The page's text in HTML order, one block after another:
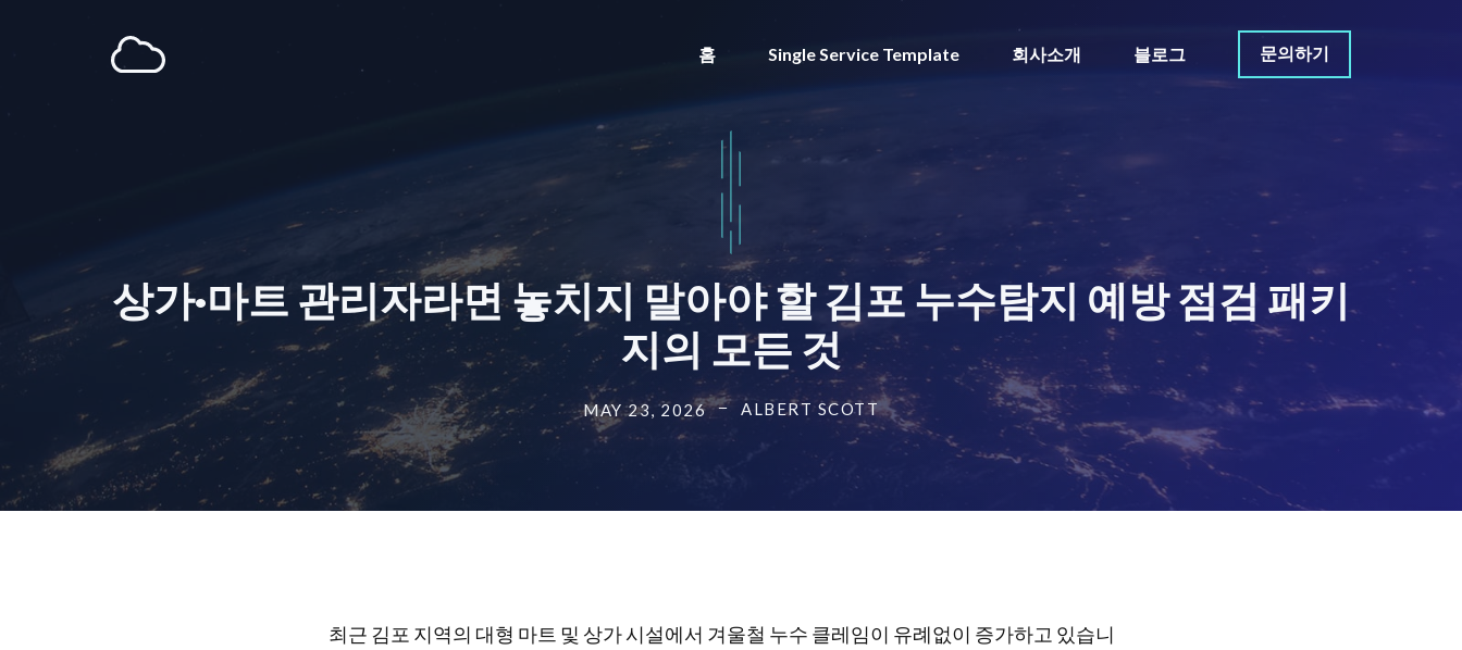
홈 Single Service Template 회사소개 블로그 문의하기
상가·마트 관리자라면 놓치지 말아야 할 김포 누수탐지 예방 점검 패키
지의 모든 것
MAY 23, 2026 ALBERT SCOTT
최근 김포 지역의 대형 마트 및 상가 시설에서 겨울철 누수 클레임이 유례없이 증가하고 있습니